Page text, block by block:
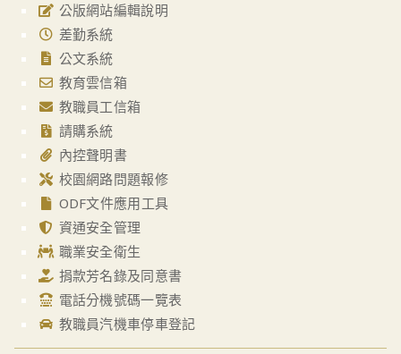
公版網站編輯說明
差勤系統
公文系統
教育雲信箱
教職員工信箱
請購系統
內控聲明書
校園網路問題報修
ODF文件應用工具
資通安全管理
職業安全衛生
捐款芳名錄及同意書
電話分機號碼一覽表
教職員汽機車停車登記